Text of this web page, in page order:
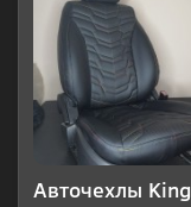
Авточехлы King